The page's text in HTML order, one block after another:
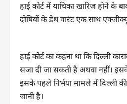
हाई कोर्ट में याचिका खारिज होने के
दोषियों के डेथ वारंट एक साथ
हाई कोर्ट का कहना था कि दिल्ली
सजा दी जा सकती है अथवा नहीं।
इसके पहले निर्भया मामले में दिल्ली की
जानी है।